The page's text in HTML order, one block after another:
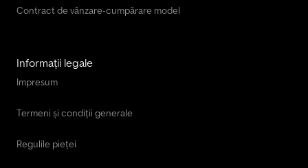
Contract de vânzare-cumpărare model
Informații legale
Impresum
Termeni și condiții generale
Regulile pieței